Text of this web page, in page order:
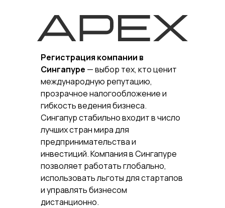
Регистрация компании в
Сингапуре — выбор тех, кто ценит
международную репутацию,
прозрачное налогообложение и
гибкость ведения бизнеса.
Сингапур стабильно входит в число
лучших стран мира для
предпринимательства и
инвестиций. Компания в Сингапуре
позволяет работать глобально,
использовать льготы для стартапов
и управлять бизнесом
дистанционно.